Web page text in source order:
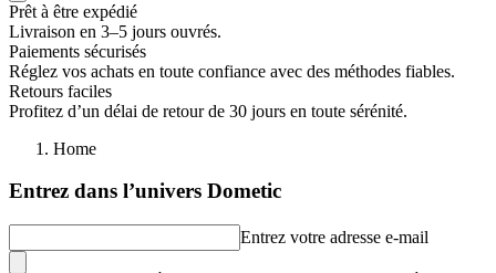
Prêt à être expédié
Livraison en 3–5 jours ouvrés.
Paiements sécurisés
Réglez vos achats en toute confiance avec des méthodes fiables.
Retours faciles
Profitez d’un délai de retour de 30 jours en toute sérénité.
Home
Entrez dans l’univers Dometic
Entrez votre adresse e-mail